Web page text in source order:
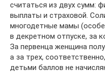
считаться из двух сумм:
выплаты и страховой.
многодетные мамы
в декретном отпуске, за
За первенца женщина
а за трех,
детьми баллов не